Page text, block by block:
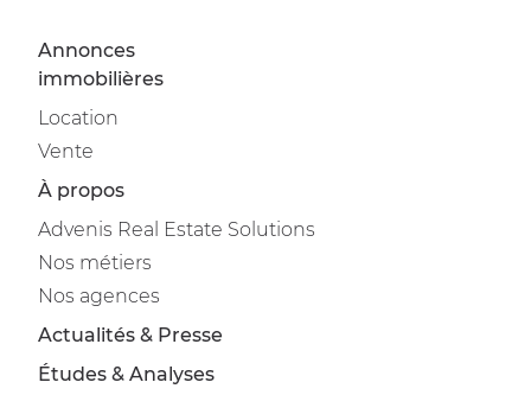
Annonces
immobilières
Location
Vente
À propos
Advenis Real Estate Solutions
Nos métiers
Nos agences
Actualités & Presse
Études & Analyses